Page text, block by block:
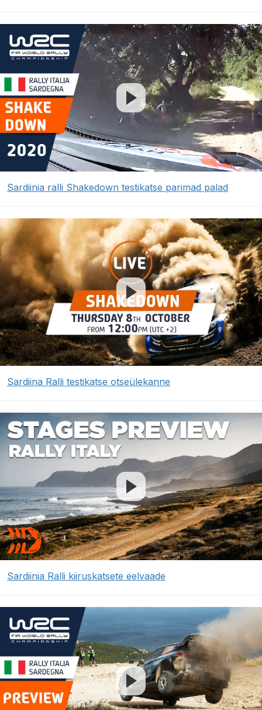
Sardiinia ralli Shakedown testikatse parimad palad
Sardiina Ralli testikatse otseülekanne
Sardiinia Ralli kiiruskatsete eelvaade